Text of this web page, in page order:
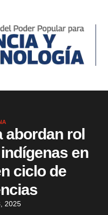
abordan rol
en
ciclo de
2025